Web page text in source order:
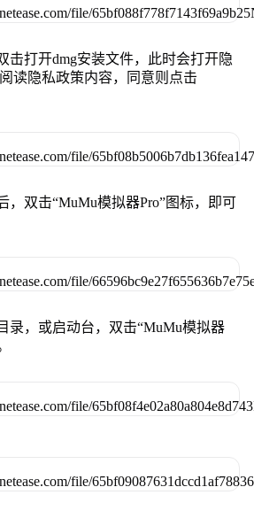
击打开dmg安装文件，此时会打开隐
读隐私政策内容，同意则点击
，双击“MuMu模拟器Pro”图标，即可
录，或启动台，双击“MuMu模拟器